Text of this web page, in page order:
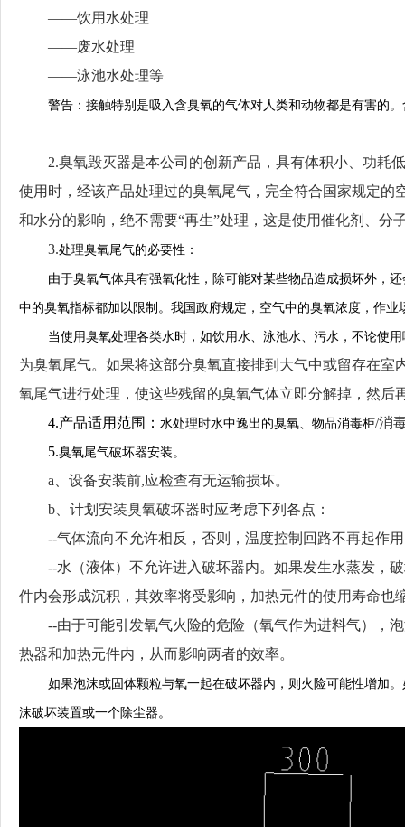
——饮用水处理
——废水处理
——泳池水处理等
警告： 接触特别是吸入含臭氧的气体对人类和动物都是有害的
2.臭氧毁灭器是本公司的创新产品，具有体积小、功耗
使用时，经该产品处理过的臭氧尾气，完全符合国家规定
和水分的影响，绝不需要“再生”处理，这是使用催化剂、
3.处理臭氧尾气的必要性：
由于臭氧气体具有强氧化性，除可能对某些物品造成损坏外，
中的臭氧指标都加以限制。我国政府规定，空气中的臭氧浓度，作业
当使用臭氧处理各类水时，如饮用水、泳池水、污水，不论使
为臭氧尾气。如果将这部分臭氧直接排到大气中或留存在
氧尾气进行处理，使这些残留的臭氧气体立即分解掉，然后
4.产品适用范围： 水处理时水中逸出的臭氧、物品消毒柜/消
5.臭氧尾气破坏器安装。
a、设备安装前,应检查有无运输损坏。
b、计划安装臭氧破坏器时应考虑下列各点：
--气体流向不允许相反，否则，温度控制回路不再起作
--水（液体）不允许进入破坏器内。如果发生水蒸发，
件内会形成沉积，其效率将受影响，加热元件的使用寿命也
--由于可能引发氧气火险的危险（氧气作为进料气），
热器和加热元件内，从而影响两者的效率。
如果泡沫或固体颗粒与氧一起在破坏器内，则火险可能性增加
沫破坏装置或一个除尘器。